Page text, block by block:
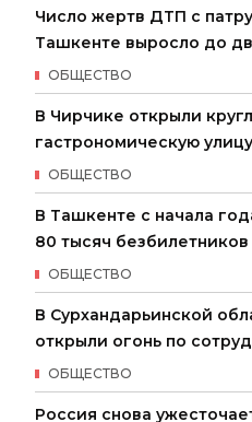
Число жертв ДТП с
Ташкенте выросло до
ОБЩЕСТВО
В Чирчике открыли
гастрономическую улицу
ОБЩЕСТВО
В Ташкенте с начала
80 тысяч безбилетников
ОБЩЕСТВО
В Сурхандарьинской
открыли огонь по
ОБЩЕСТВО
Россия снова